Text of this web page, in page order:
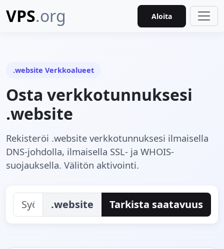
VPS.org Aloita
.website Verkkoalueet
Osta verkkotunnuksesi
.website
Rekisteröi .website verkkotunnuksesi ilmaisella
DNS-johdolla, ilmaisella SSL- ja WHOIS-
suojauksella. Välitön aktivointi.
.website Tarkista saatavuus